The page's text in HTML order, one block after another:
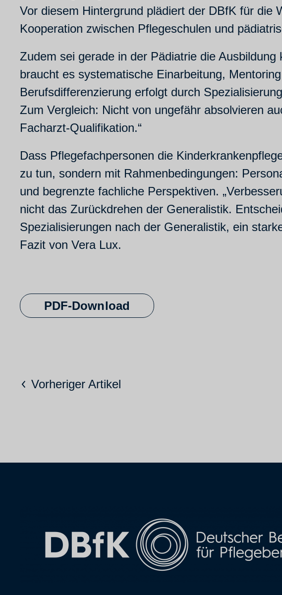
Vor diesem Hintergrund plädiert der DBfK für die
Kooperation zwischen Pflegeschulen und
Zudem sei gerade in der Pädiatrie die
braucht es systematische Einarbeitung,
Berufsdifferenzierung erfolgt durch
Zum Vergleich: Nicht von ungefähr absolvieren
Facharzt-Qualifikation.“
Dass Pflegefachpersonen die
zu tun, sondern mit Rahmenbedingungen:
und begrenzte fachliche Perspektiven.
nicht das Zurückdrehen der Generalistik.
Spezialisierungen nach der Generalistik, ein
Fazit von Vera Lux.
PDF-Download
Vorheriger Artikel